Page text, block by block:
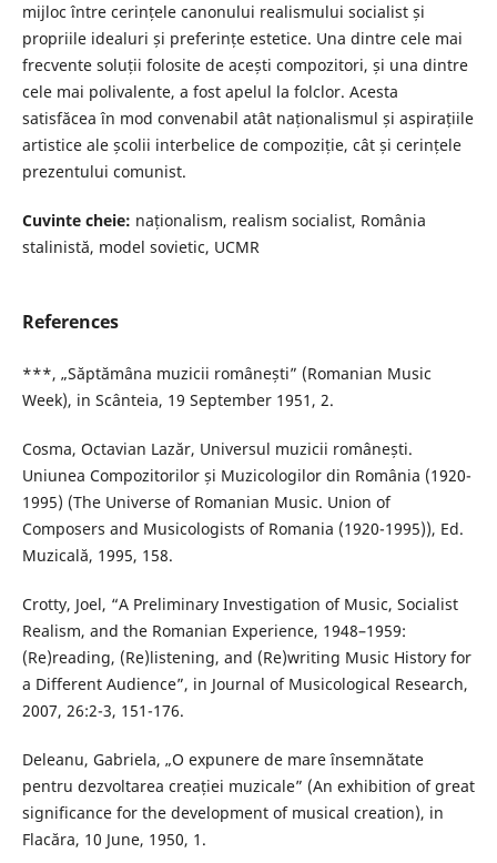
mijloc între cerințele canonului realismului socialist și
propriile idealuri și preferințe estetice. Una dintre cele mai
frecvente soluții folosite de acești compozitori, și una dintre
cele mai polivalente, a fost apelul la folclor. Acesta
satisfăcea în mod convenabil atât naționalismul și aspirațiile
artistice ale școlii interbelice de compoziție, cât și cerințele
prezentului comunist.
Cuvinte cheie: naționalism, realism socialist, România
stalinistă, model sovietic, UCMR
References
***, „Săptămâna muzicii românești” (Romanian Music
Week), in Scânteia, 19 September 1951, 2.
Cosma, Octavian Lazăr, Universul muzicii românești.
Uniunea Compozitorilor și Muzicologilor din România (1920-
1995) (The Universe of Romanian Music. Union of
Composers and Musicologists of Romania (1920-1995)), Ed.
Muzicală, 1995, 158.
Crotty, Joel, “A Preliminary Investigation of Music, Socialist
Realism, and the Romanian Experience, 1948–1959:
(Re)reading, (Re)listening, and (Re)writing Music History for
a Different Audience”, in Journal of Musicological Research,
2007, 26:2-3, 151-176.
Deleanu, Gabriela, „O expunere de mare însemnătate
pentru dezvoltarea creației muzicale” (An exhibition of great
significance for the development of musical creation), in
Flacăra, 10 June, 1950, 1.